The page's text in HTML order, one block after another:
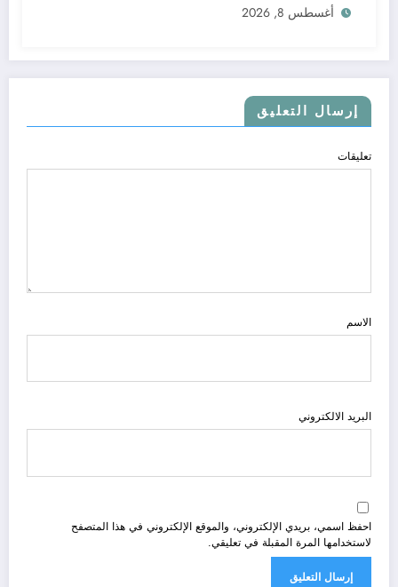
أغسطس 8, 2026
إرسال التعليق
تعليقات
الاسم
البريد الالكتروني
احفظ اسمي، بريدي الإلكتروني، والموقع الإلكتروني في هذا المتصفح
لاستخدامها المرة المقبلة في تعليقي.